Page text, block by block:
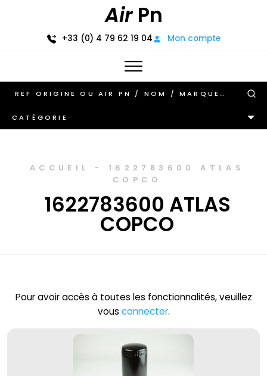
AirPn
+33 (0) 4 79 62 19 04 Mon compte
CATÉGORIE
ACCUEIL - 1622783600 ATLAS
COPCO
1622783600 ATLAS
COPCO
Pour avoir accès à toutes les fonctionnalités, veuillez
vous connecter.